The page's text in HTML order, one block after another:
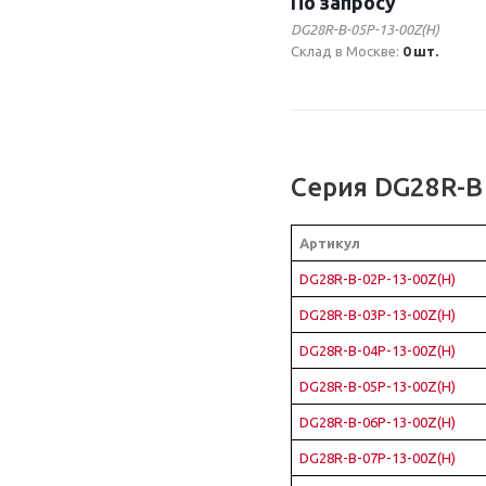
DG28R-B-05P-13-00Z(H)
Склад в Москве: 0 шт.
Серия DG28R-B
Артикул
DG28R-B-02P-13-00Z(H)
DG28R-B-03P-13-00Z(H)
DG28R-B-04P-13-00Z(H)
DG28R-B-05P-13-00Z(H)
DG28R-B-06P-13-00Z(H)
DG28R-B-07P-13-00Z(H)